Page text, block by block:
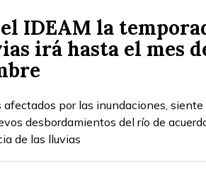
IDEAM la
irá hasta el mes
afectados por las inundaciones, siente
desbordamientos del río de
de las lluvias